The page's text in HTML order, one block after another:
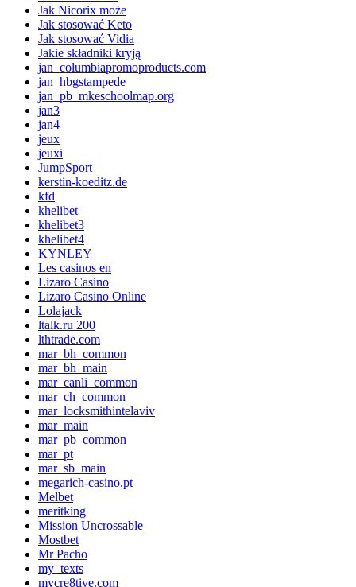
Jak Nicorix może
Jak stosować Keto
Jak stosować Vidia
Jakie składniki kryją
jan_columbiapromoproducts.com
jan_hbgstampede
jan_pb_mkeschoolmap.org
jan3
jan4
jeux
jeuxi
JumpSport
kerstin-koeditz.de
kfd
khelibet
khelibet3
khelibet4
KYNLEY
Les casinos en
Lizaro Casino
Lizaro Casino Online
Lolajack
ltalk.ru 200
lthtrade.com
mar_bh_common
mar_bh_main
mar_canli_common
mar_ch_common
mar_locksmithintelaviv
mar_main
mar_pb_common
mar_pt
mar_sb_main
megarich-casino.pt
Melbet
meritking
Mission Uncrossable
Mostbet
Mr Pacho
my_texts
mycre8tive.com